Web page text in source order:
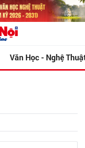
Văn Học - Nghệ